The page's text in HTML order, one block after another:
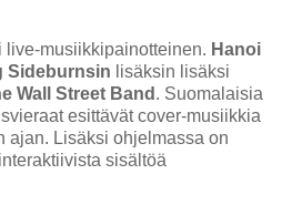
live-musiikkipainotteinen. Hanoi
Sideburnsin lisäksin lisäksi
Wall Street Band . Suomalaisia
esittävät cover-musiikkia
ajan. Lisäksi ohjelmassa on
sisältöä